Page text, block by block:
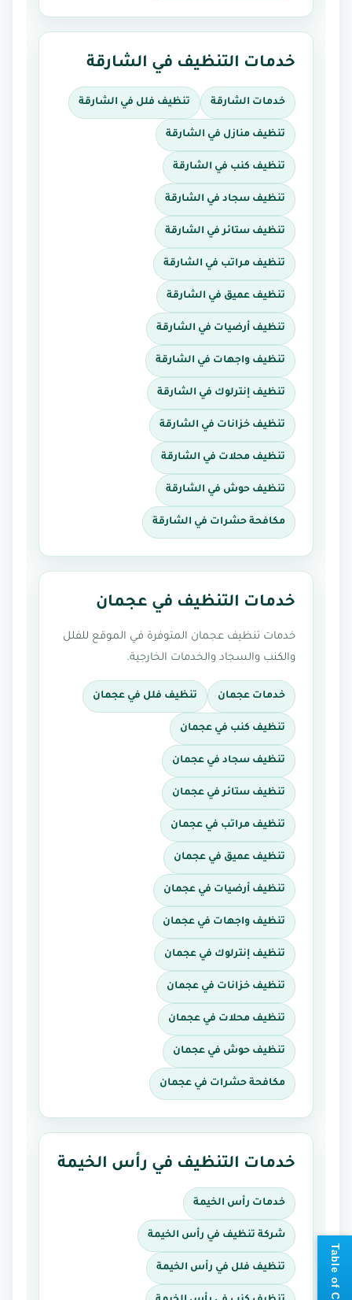
خدمات التنظيف في الشارقة
خدمات الشارقة تنظيف فلل في الشارقة
تنظيف منازل في الشارقة
تنظيف كنب في الشارقة
تنظيف سجاد في الشارقة
تنظيف ستائر في الشارقة
تنظيف مراتب في الشارقة
تنظيف عميق في الشارقة
تنظيف أرضيات في الشارقة
تنظيف واجهات في الشارقة
تنظيف إنترلوك في الشارقة
تنظيف خزانات في الشارقة
تنظيف محلات في الشارقة
تنظيف حوش في الشارقة
مكافحة حشرات في الشارقة
خدمات التنظيف في عجمان
خدمات تنظيف عجمان المتوفرة في الموقع للفلل
والكنب والسجاد والخدمات الخارجية.
خدمات عجمان تنظيف فلل في عجمان
تنظيف كنب في عجمان
تنظيف سجاد في عجمان
تنظيف ستائر في عجمان
تنظيف مراتب في عجمان
تنظيف عميق في عجمان
تنظيف أرضيات في عجمان
تنظيف واجهات في عجمان
تنظيف إنترلوك في عجمان
تنظيف خزانات في عجمان
تنظيف محلات في عجمان
تنظيف حوش في عجمان
مكافحة حشرات في عجمان
خدمات التنظيف في رأس الخيمة
خدمات رأس الخيمة
شركة تنظيف في رأس الخيمة
تنظيف فلل في رأس الخيمة